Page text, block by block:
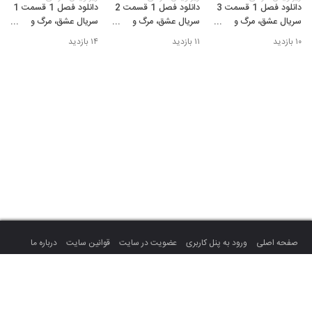
دانلود فصل 1 قسمت 3
سریال عشق، مرگ و
۱۰ بازدید
دانلود فصل 1 قسمت 2
سریال عشق، مرگ و
۱۱ بازدید
دانلود فصل 1 قسمت 1
سریال عشق، مرگ و
ربات‌ها Love, Death &
۱۴ بازدید
صفحه اصلی ورود به پنل کاربری عضویت در سایت قوانین سایت
درباره ما